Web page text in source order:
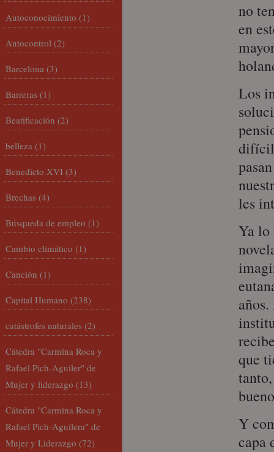
no
en
Los
les
Ya lo
que
Y
capa
Autoconocimiento (1)
Autocontrol (2)
Barcelona (3)
Barreras (1)
Beatificación (2)
belleza (1)
Benedicto XVI (3)
Brechas (4)
Búsqueda de empleo (1)
Cambio climático (1)
Canción (1)
Capital Humano (238)
catástrofes naturales (2)
Cátedra "Carmina Roca y
Rafael Pich-Aguiler" de
Mujer y liderazgo (13)
Cátedra "Carmina Roca y
Rafael Pich-Aguilera" de
Mujer y Liderazgo (72)